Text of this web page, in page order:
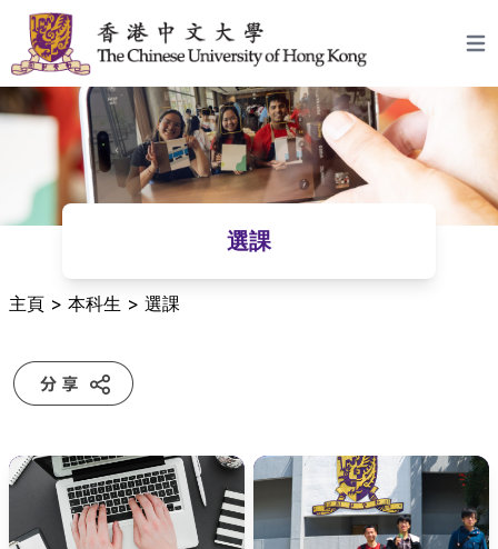
跳至主要內容
選課
主頁 > 本科生 > 選課